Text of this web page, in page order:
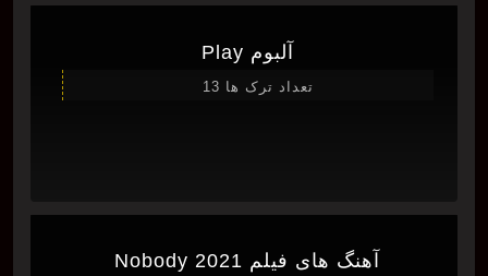
آلبوم Play
تعداد ترک ها 13
آهنگ های فیلم Nobody 2021